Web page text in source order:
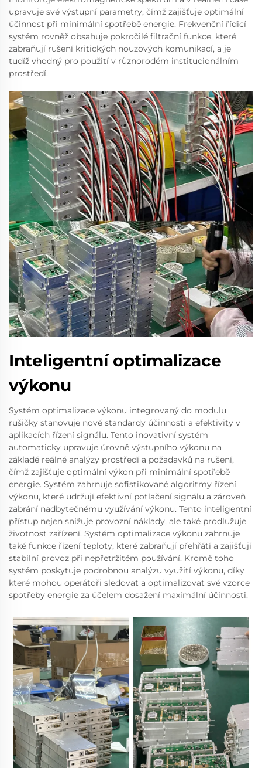
upravuje své výstupní parametry, čímž zajišťuje optimální
účinnost při minimální spotřebě energie. Frekvenční řídicí
systém rovněž obsahuje pokročilé filtrační funkce, které
zabraňují rušení kritických nouzových komunikací, a je
tudíž vhodný pro použití v různorodém institucionálním
prostředí.
Inteligentní optimalizace
výkonu
Systém optimalizace výkonu integrovaný do modulu
rušičky stanovuje nové standardy účinnosti a efektivity v
aplikacích řízení signálu. Tento inovativní systém
automaticky upravuje úrovně výstupního výkonu na
základě reálné analýzy prostředí a požadavků na rušení,
čímž zajišťuje optimální výkon při minimální spotřebě
energie. Systém zahrnuje sofistikované algoritmy řízení
výkonu, které udržují efektivní potlačení signálu a zároveň
zabrání nadbytečnému využívání výkonu. Tento inteligentní
přístup nejen snižuje provozní náklady, ale také prodlužuje
životnost zařízení. Systém optimalizace výkonu zahrnuje
také funkce řízení teploty, které zabraňují přehřátí a zajišťují
stabilní provoz při nepřetržitém používání. Kromě toho
systém poskytuje podrobnou analýzu využití výkonu, díky
které mohou operátoři sledovat a optimalizovat své vzorce
spotřeby energie za účelem dosažení maximální účinnosti.